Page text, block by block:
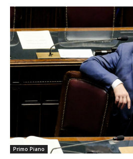
Primo Piano